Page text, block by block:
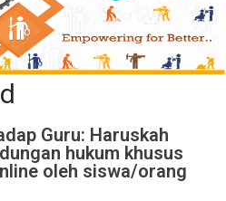
Guru: Haruskah
hukum khusus
oleh siswa/orang